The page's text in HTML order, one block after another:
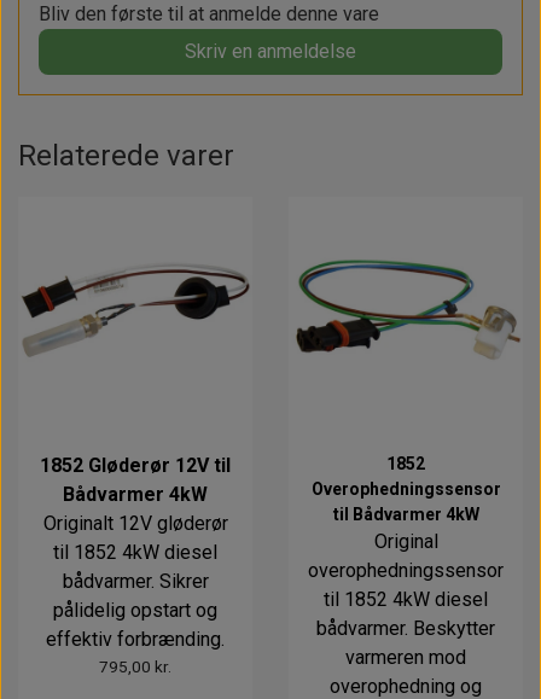
Bliv den første til at anmelde denne vare
Skriv en anmeldelse
Relaterede varer
1852 Gløderør 12V til
Bådvarmer 4kW
Originalt 12V gløderør
til 1852 4kW diesel
bådvarmer. Sikrer
pålidelig opstart og
effektiv forbrænding.
795,00 kr.
1852
Overophedningssensor
til Bådvarmer 4kW
Original
overophedningssensor
til 1852 4kW diesel
bådvarmer. Beskytter
varmeren mod
overophedning og